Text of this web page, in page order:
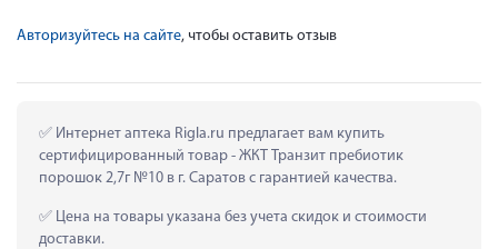
Авторизуйтесь на сайте, чтобы оставить отзыв
Интернет аптека Rigla.ru предлагает вам купить
сертифицированный товар - ЖКТ Транзит пребиотик
порошок 2,7г №10 в г. Саратов с гарантией качества.
Цена на товары указана без учета скидок и стоимости
доставки.